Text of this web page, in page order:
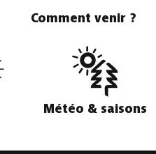
Comment venir ?
Météo & saisons